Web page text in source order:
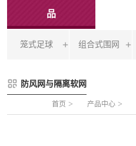
品
笼式足球
FLZ-B 夹芯板笼式足球
FLZ-C 半格栅笼式足球
组合式围网
方管组合式围网
片装组合式围网
防风网与隔离软网
首页 > 产品中心 >